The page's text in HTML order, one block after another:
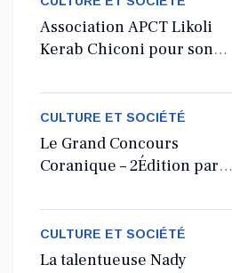
Association APCT Likoli
Kerab Chiconi pour son
Ordinaire
CULTURE ET SOCIÉTÉ
Le Grand Concours
Coranique – 2Édition par
Cour'an
CULTURE ET SOCIÉTÉ
La talentueuse Nady